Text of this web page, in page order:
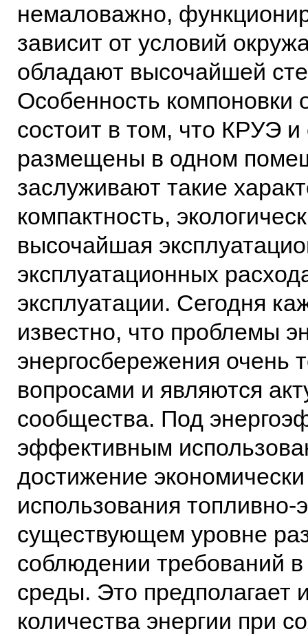
немаловажно,
зависит от условий
обладают высочайшей
Особенность компоновки
состоит в том, что КРУЭ
размещены в одном
заслуживают такие
компактность,
высочайшая
эксплуатационных
эксплуатации. Сегодня
известно, что проблемы
энергосбережения очень
вопросами и являются
сообщества. Под
эффективным
достижение
использования топливно-
существующем уровне
соблюдении требований
среды. Это предполагает
количества энергии при